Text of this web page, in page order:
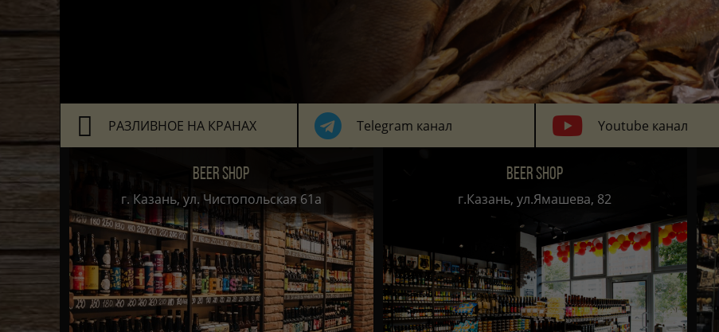
РАЗЛИВНОЕ НА КРАНАХ Telegram канал Youtube канал
BEER SHOP
г. Казань, ул. Чистопольская 61а
BEER SHOP
г.Казань, ул.Ямашева, 82